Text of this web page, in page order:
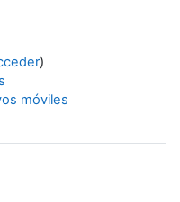
)
móviles